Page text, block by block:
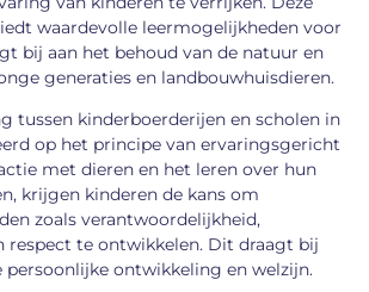
waardevolle leermogelijkheden voor
bij aan het behoud van de natuur en
generaties en landbouwhuisdieren.
tussen kinderboerderijen en scholen in
op het principe van ervaringsgericht
met dieren en het leren over hun
krijgen kinderen de kans om
zoals verantwoordelijkheid,
respect te ontwikkelen. Dit draagt bij
persoonlijke ontwikkeling en welzijn.